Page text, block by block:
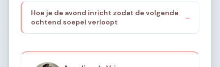
Hoe je de avond inricht zodat de volgende
ochtend soepel verloopt
→